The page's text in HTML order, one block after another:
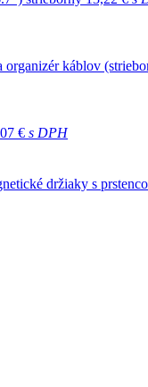
organizér káblov
€ s DPH
držiaky s